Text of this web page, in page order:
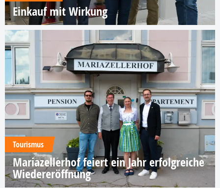
Einkauf mit Wirkung
Tourismus
Mariazellerhof feiert ein Jahr erfolgreiche
Wiedereröffnung